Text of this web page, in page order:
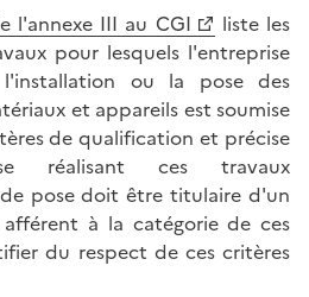
l'annexe III au CGI
liste les
pour lesquels l'entreprise
ou la pose des
et appareils est soumise
de qualification et précise
réalisant ces travaux
pose doit être titulaire d'un
à la catégorie de ces
du respect de ces critères